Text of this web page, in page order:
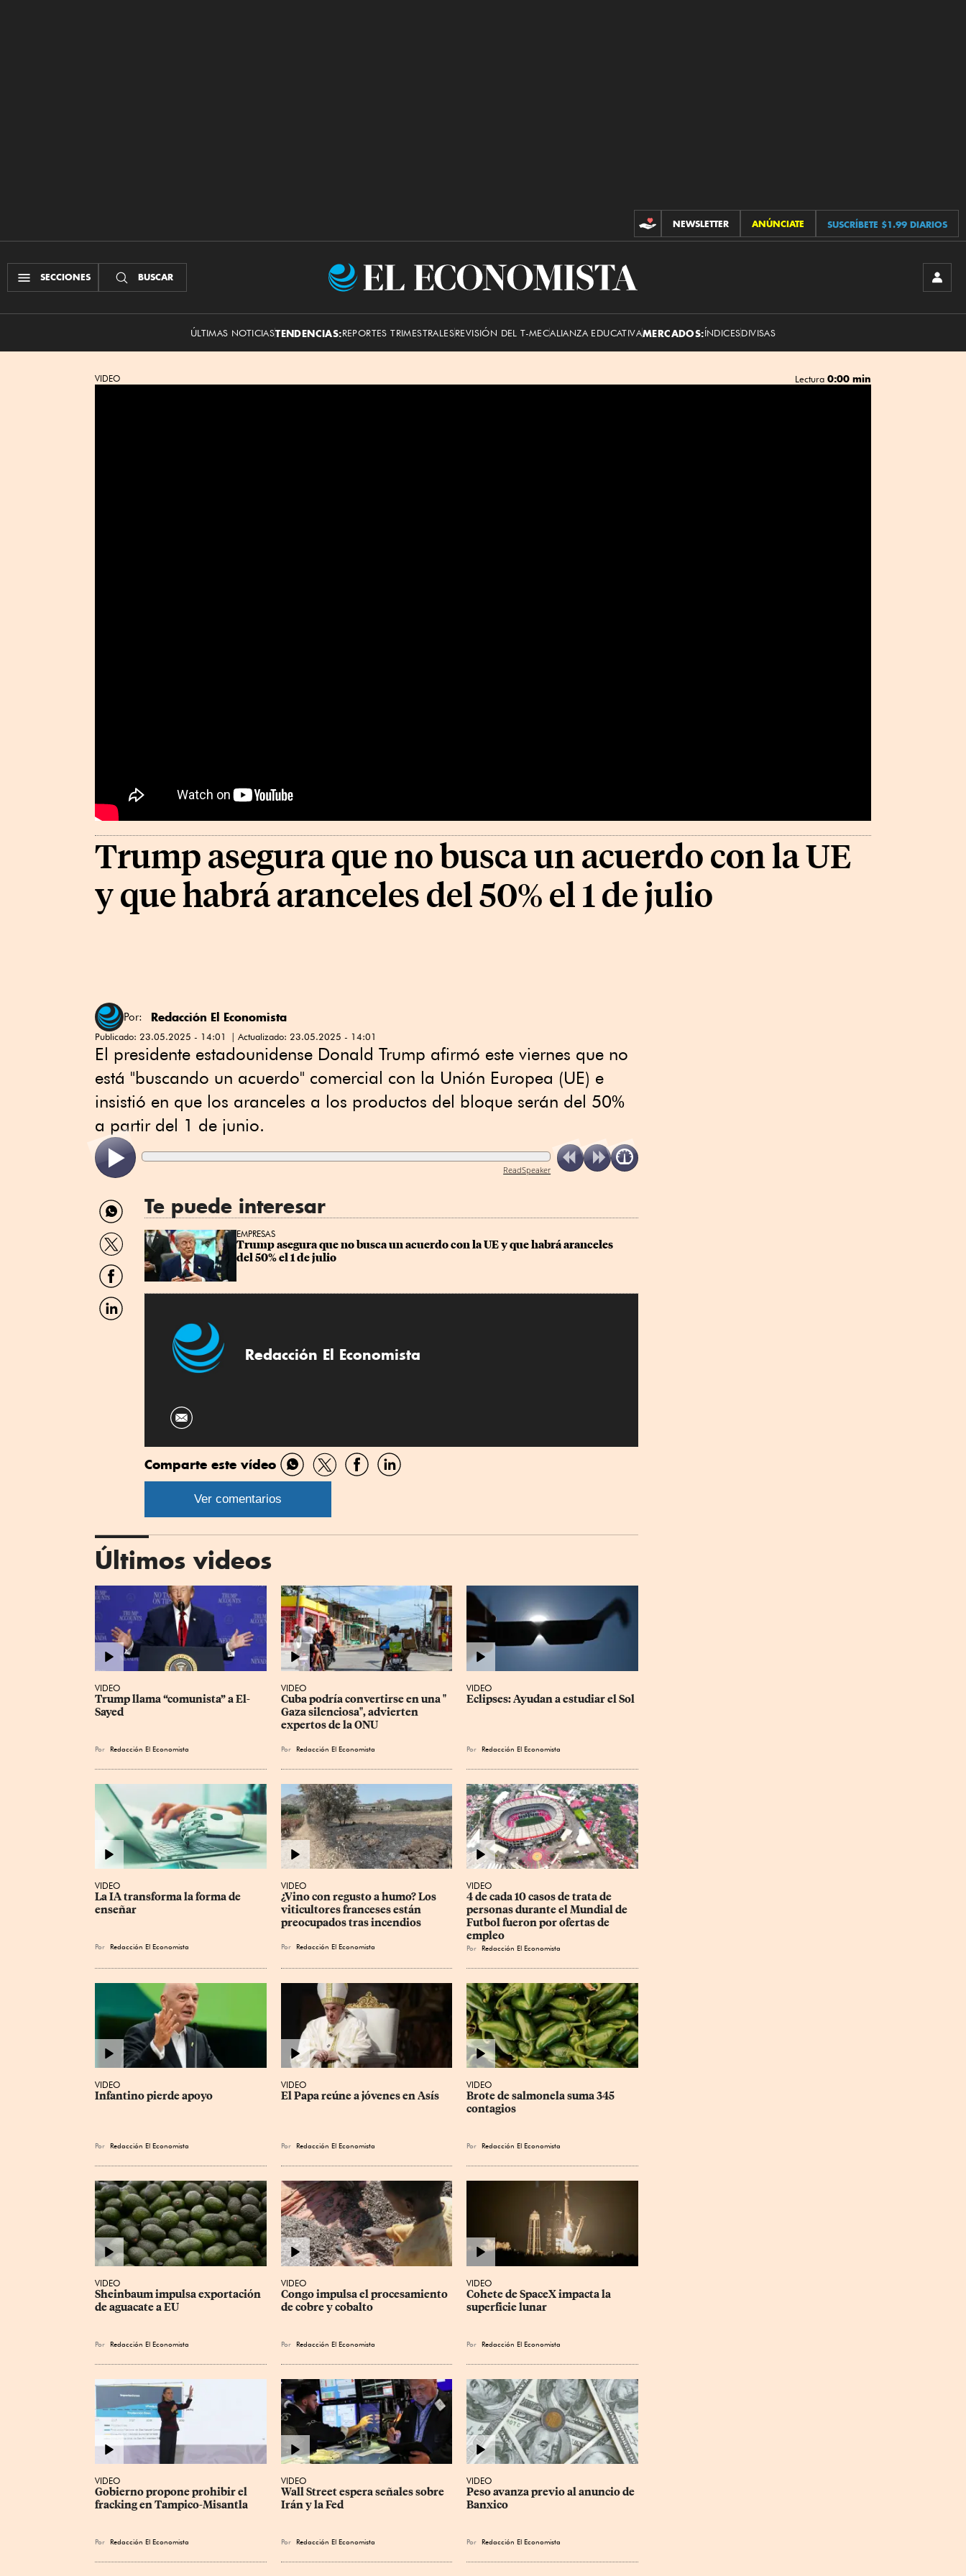
CONTRIBUCIONES
NEWSLETTER ANÚNCIATE SUSCRÍBETE $1.99 DIARIOS
SECCIONES BUSCAR
El
ÚLTIMAS NOTICIASTENDENCIAS:REPORTES TRIMESTRALESREVISIÓN DEL T-MECALIANZA EDUCATIVAMERCADOS:ÍNDICESDIVISAS
VIDEO Lectura 0:00 min
Trump asegura que no busca un acuerdo con la UE
y que habrá aranceles del 50% el 1 de julio
Por: Redacción El Economista
Publicado: 23.05.2025 - 14:01 Actualizado: 23.05.2025 - 14:01
El presidente estadounidense Donald Trump afirmó este viernes que no
está "buscando un acuerdo" comercial con la Unión Europea (UE) e
insistió en que los aranceles a los productos del bloque serán del 50%
a partir del 1 de junio.
ReadSpeaker
Compartir
por
WhatsApp
Compartir
por
Twitter
Compartir
por
Facebook
Compartir
por
Te puede interesar
EMPRESAS
Trump asegura que no busca un acuerdo con la UE y que habrá aranceles
del 50% el 1 de julio
Redacción El Economista
Comparte este vídeo
Compartir
por
Compartir
por
CompartirCompartir
Ver comentarios
Últimos videos
VIDEO
Trump llama “comunista” a El-
Sayed
Por Redacción El Economista
VIDEO
Cuba podría convertirse en una "
Gaza silenciosa", advierten
expertos de la ONU
Por Redacción El Economista
VIDEO
Eclipses: Ayudan a estudiar el Sol
Por Redacción El Economista
VIDEO
La IA transforma la forma de
enseñar
Por Redacción El Economista
VIDEO
¿Vino con regusto a humo? Los
viticultores franceses están
preocupados tras incendios
Por Redacción El Economista
VIDEO
4 de cada 10 casos de trata de
personas durante el Mundial de
Futbol fueron por ofertas de
empleo
Por Redacción El Economista
VIDEO
Infantino pierde apoyo
Por Redacción El Economista
VIDEO
El Papa reúne a jóvenes en Asís
Por Redacción El Economista
VIDEO
Brote de salmonela suma 345
contagios
Por Redacción El Economista
VIDEO
Sheinbaum impulsa exportación
de aguacate a EU
Por Redacción El Economista
VIDEO
Congo impulsa el procesamiento
de cobre y cobalto
Por Redacción El Economista
VIDEO
Cohete de SpaceX impacta la
superficie lunar
Por Redacción El Economista
VIDEO
Gobierno propone prohibir el
fracking en Tampico-Misantla
Por Redacción El Economista
VIDEO
Wall Street espera señales sobre
Irán y la Fed
Por Redacción El Economista
VIDEO
Peso avanza previo al anuncio de
Banxico
Por Redacción El Economista